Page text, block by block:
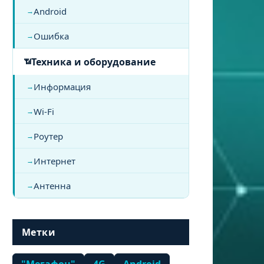
Android
Ошибка
Техника и оборудование
Информация
Wi-Fi
Роутер
Интернет
Антенна
Метки